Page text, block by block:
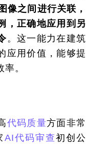
像之间进行关联，
，正确地应用到另
。这一能力在建筑
应用价值，能够提
。
代码质量方面非常
AI代码审查初创公